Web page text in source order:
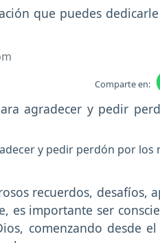
que puedes
Comparte en:
y pedir perdón por los
recuerdos, desafíos,
es importante ser
comenzando desde